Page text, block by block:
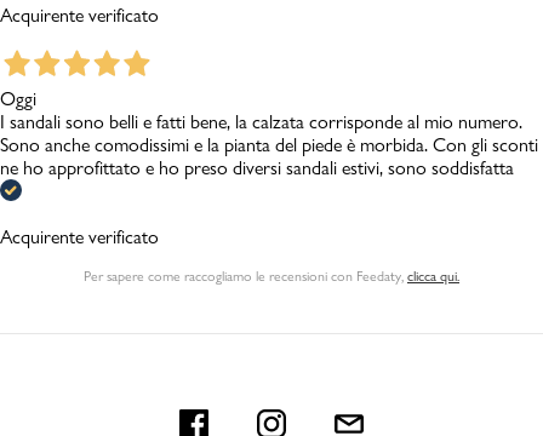
Acquirente verificato
Oggi
I sandali sono belli e fatti bene, la calzata corrisponde al mio numero.
Sono anche comodissimi e la pianta del piede è morbida. Con gli sconti
ne ho approfittato e ho preso diversi sandali estivi, sono soddisfatta
Acquirente verificato
Per sapere come raccogliamo le recensioni con Feedaty, clicca qui.